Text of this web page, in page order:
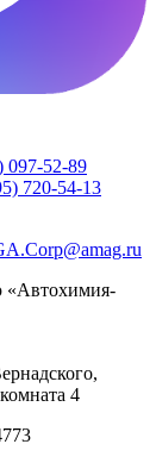
097-52-89
720-54-13
«Автохимия-
4